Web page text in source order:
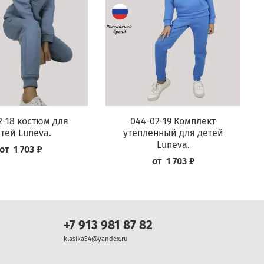
18 костюм для
Luneva.
1 703 ₽
044-02-19 Комплект
утепленный для детей
Luneva.
от 1 703 ₽
+7 913 981 87 82
klasika54@yandex.ru